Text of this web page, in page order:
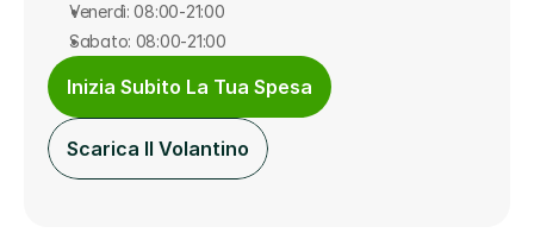
Venerdì: 08:00-21:00
Sabato: 08:00-21:00
Inizia Subito La Tua Spesa
Scarica Il Volantino